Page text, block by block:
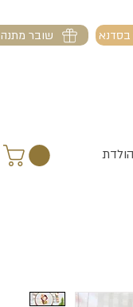
שובר מתנה